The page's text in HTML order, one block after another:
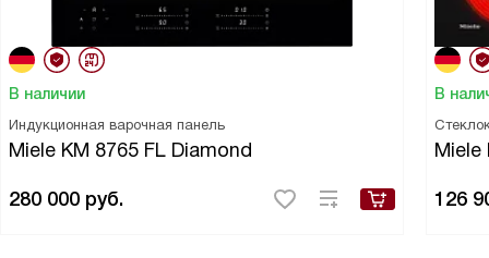
В наличии
Индукционная варочная панель
Miele KM 8765 FL Diamond
280 000 руб.
В
Miele
126